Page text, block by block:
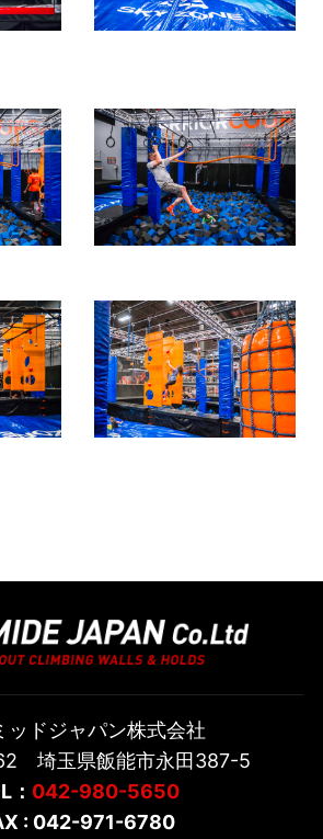
ッドジャパン株式会社
埼玉県飯能市永田387-5
： 042-980-5650
: 042-971-6780